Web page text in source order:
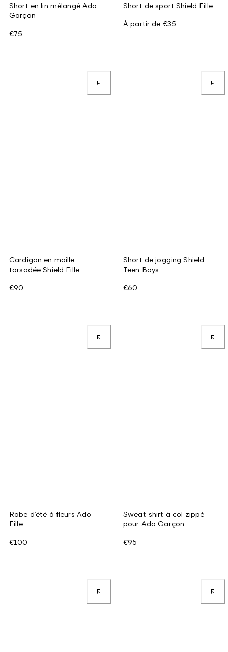
Short en lin mélangé Ado
Garçon
€75
Short de sport Shield Fille
À partir de €35
Cardigan en maille
torsadée Shield Fille
€90
Short de jogging Shield
Teen Boys
€60
Robe d’été à fleurs Ado
Fille
€100
Sweat-shirt à col zippé
pour Ado Garçon
€95